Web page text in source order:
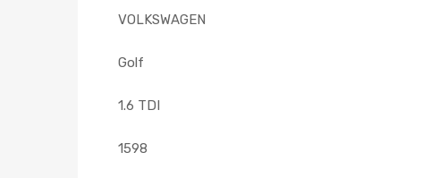
VOLKSWAGEN
Golf
1.6 TDI
1598